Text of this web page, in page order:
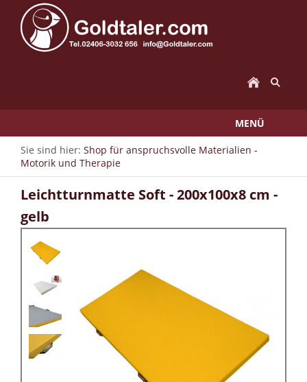
MENÜ
Sie sind hier: Shop für anspruchsvolle Materialien -
Motorik und Therapie
Leichtturnmatte Soft - 200x100x8 cm -
gelb